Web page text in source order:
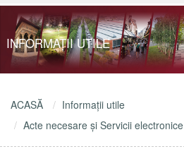
INFORMAŢII UTILE
ACASĂ
Informaţii utile
Acte necesare şi Servicii electronice